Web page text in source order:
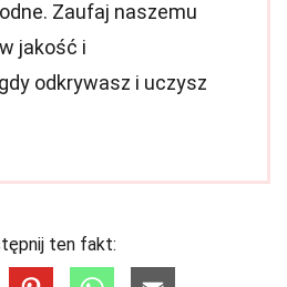
Zaufaj naszemu
jakość i
odkrywasz i uczysz
ten fakt: